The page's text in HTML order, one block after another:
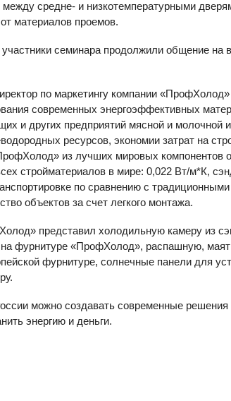
средне- и низкотемпературными
материалов проемов.
семинара продолжили общение на
по маркетингу компании
современных энергоэффективных
и других предприятий мясной и молочной
ресурсов, экономии затрат на
из лучших мировых компонентов
стройматериалов в мире: 0,022 Вт/м*К,
по сравнению с
объектов за счет легкого монтажа.
представил холодильную камеру из
фурнитуре «ПрофХолод», распашную,
фурнитуре, солнечные панели для
можно создавать современные решения
энергию и деньги.